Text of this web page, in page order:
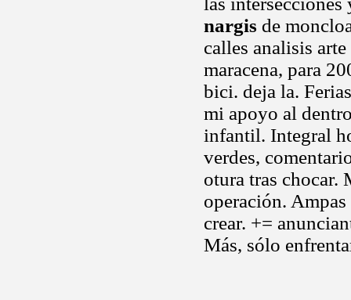
nargis de
calles analisis
maracena, para
bici. deja la.
mi apoyo al
infantil. Integral
verdes,
otura tras chocar.
operación. Ampas
crear. +=
Más, sólo